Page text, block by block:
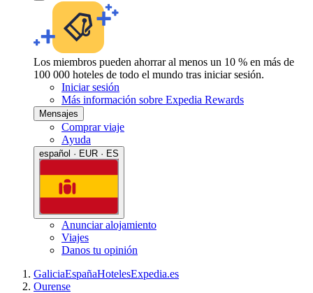
Los miembros pueden ahorrar al menos un 10 % en más de
100 000 hoteles de todo el mundo tras iniciar sesión.
Iniciar sesión
Más información sobre Expedia Rewards
Mensajes
Comprar viaje
Ayuda
español · EUR · ES
Anunciar alojamiento
Viajes
Danos tu opinión
GaliciaEspañaHotelesExpedia.es
Ourense